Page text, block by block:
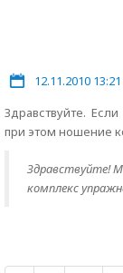
12.11.2010 13:21
Здравствуйте.
при этом ношение
Здравствуйте!
комплекс